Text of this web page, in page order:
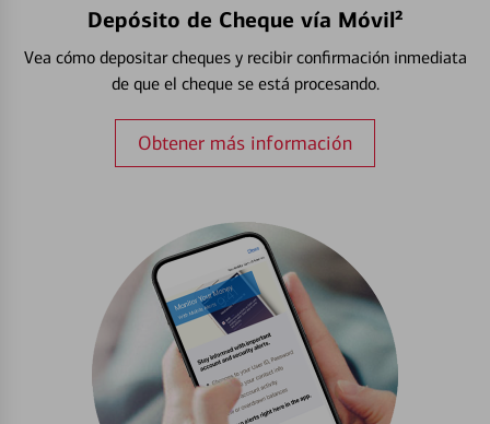
Depósito de Cheque vía Móvil²
Vea cómo depositar cheques y recibir confirmación inmediata
de que el cheque se está procesando.
Obtener más información